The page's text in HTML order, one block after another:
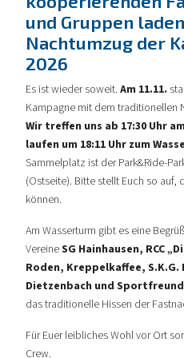
und Gruppen
Nachtumzug der
2026
Es ist wieder soweit. Am 11.11.
Kampagne mit dem traditionellen
Wir treffen uns ab 17:30 Uhr
laufen um 18:11 Uhr zum
Sammelplatz ist der Park&Ride-
(Ostseite). Bitte stellt Euch so auf,
können.
Am Wasserturm gibt es eine
VereineSG Hainhausen, RCC
Roden, Kreppelkaffee,
Dietzenbach und
das traditionelle Hissen der
Für Euer leibliches Wohl vor Ort
Crew.